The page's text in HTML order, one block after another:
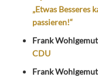
„Etwas Besseres
passieren!“
Frank
CDU
Frank